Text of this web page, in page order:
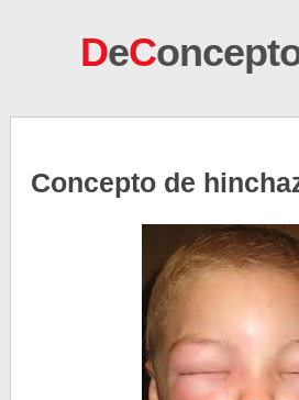
DeC
Concepto de